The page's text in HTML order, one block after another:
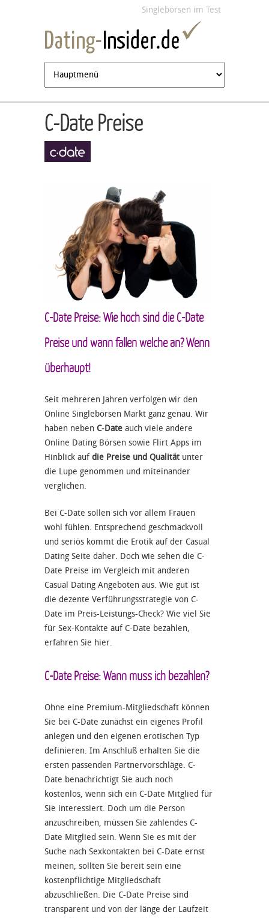
Jump to navigationSinglebörsen im Test
C-Date Preise
C-Date Preise: Wie hoch sind die C-Date
Preise und wann fallen welche an? Wenn
überhaupt!
Seit mehreren Jahren verfolgen wir den
Online Singlebörsen Markt ganz genau. Wir
haben neben C-Date auch viele andere
Online Dating Börsen sowie Flirt Apps im
Hinblick auf die Preise und Qualität unter
die Lupe genommen und miteinander
verglichen.
Bei C-Date sollen sich vor allem Frauen
wohl fühlen. Entsprechend geschmackvoll
und seriös kommt die Erotik auf der Casual
Dating Seite daher. Doch wie sehen die C-
Date Preise im Vergleich mit anderen
Casual Dating Angeboten aus. Wie gut ist
die dezente Verführungsstrategie von C-
Date im Preis-Leistungs-Check? Wie viel Sie
für Sex-Kontakte auf C-Date bezahlen,
erfahren Sie hier.
C-Date Preise: Wann muss ich bezahlen?
Ohne eine Premium-Mitgliedschaft können
Sie bei C-Date zunächst ein eigenes Profil
anlegen und den eigenen erotischen Typ
definieren. Im Anschluß erhalten Sie die
ersten passenden Partnervorschläge. C-
Date benachrichtigt Sie auch noch
kostenlos, wenn sich ein C-Date Mitglied für
Sie interessiert. Doch um die Person
anzuschreiben, müssen Sie zahlendes C-
Date Mitglied sein. Wenn Sie es mit der
Suche nach Sexkontakten bei C-Date ernst
meinen, sollten Sie bereit sein eine
kostenpflichtige Mitgliedschaft
abzuschließen. Die C-Date Preise sind
transparent und von der länge der Laufzeit